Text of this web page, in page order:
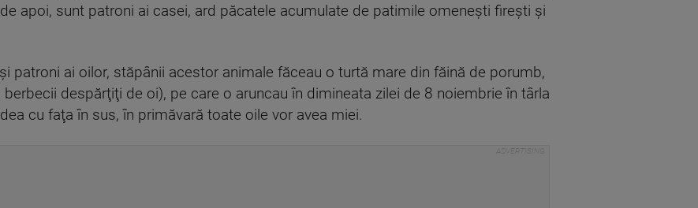
apoi, sunt patroni ai casei, ard păcatele acumulate de patimile omeneşti fireşti şi
patroni ai oilor, stăpânii acestor animale făceau o turtă mare din făină de porumb,
despărţiţi de oi), pe care o aruncau în dimineata zilei de 8 noiembrie în târla
cu faţa în sus, în primăvară toate oile vor avea miei.